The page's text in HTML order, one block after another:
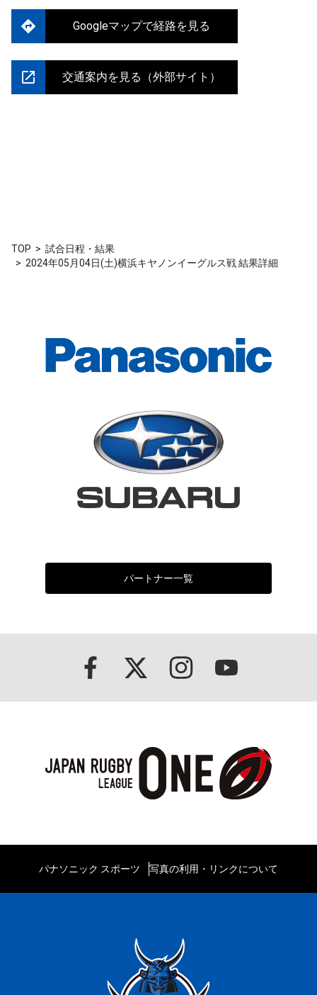
Googleマップで経路を見る
交通案内を見る（外部サイト）
TOP
試合日程・結果
2024年05月04日(土)横浜キヤノンイーグルス戦 結果詳細
パートナー一覧
パナソニック スポーツ 写真の利用・リンクについて